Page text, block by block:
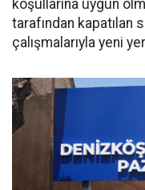
koşullarına uygun
tarafından kapatılan
çalışmalarıyla yeni